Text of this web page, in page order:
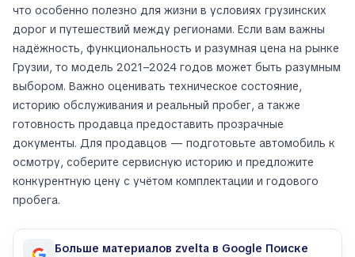
что особенно полезно для жизни в условиях грузинских
дорог и путешествий между регионами. Если вам важны
надёжность, функциональность и разумная цена на рынке
Грузии, то модель 2021–2024 годов может быть разумным
выбором. Важно оценивать техническое состояние,
историю обслуживания и реальный пробег, а также
готовность продавца предоставить прозрачные
документы. Для продавцов — подготовьте автомобиль к
осмотру, соберите сервисную историю и предложите
конкурентную цену с учётом комплектации и годового
пробега.
Больше материалов zvelta в Google Поиске